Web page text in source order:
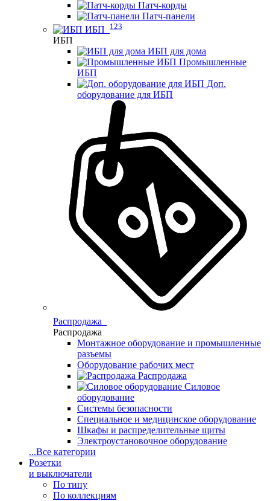
Патч-корды
Патч-панели
ИБП
123
ИБП
ИБП для дома
Промышленные
ИБП
Доп.
оборудование для ИБП
Распродажа
Распродажа
Монтажное оборудование и промышленные
разъемы
Оборудование рабочих мест
Распродажа
Силовое
оборудование
Системы безопасности
Специальное и медицинское оборудование
Шкафы и распределительные щиты
Электроустановочное оборудование
...Все категории
Розетки
и выключатели
По типу
По коллекциям